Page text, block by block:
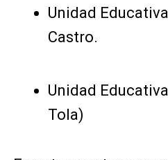
Unidad
Castro.
Unidad
Tola)